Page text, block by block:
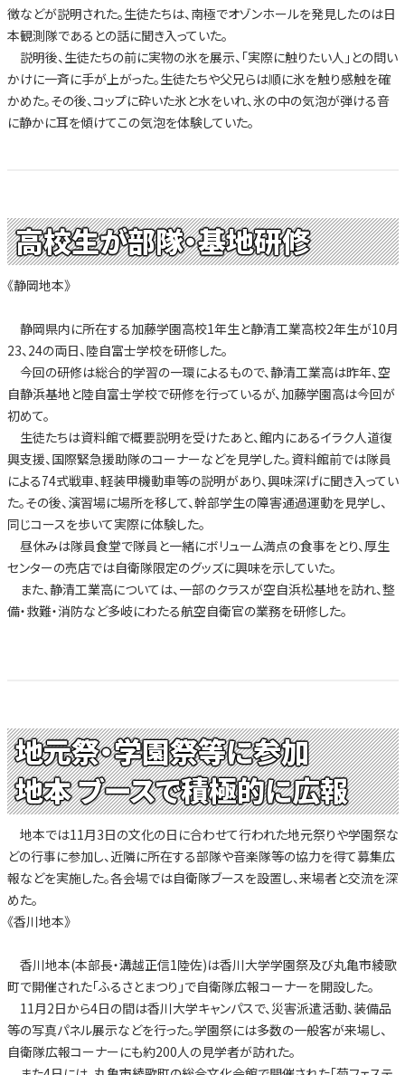
徴などが説明された。生徒たちは、南極でオゾンホールを発見したのは日
本観測隊であるとの話に聞き入っていた。
説明後、生徒たちの前に実物の氷を展示、「実際に触りたい人」との問い
かけに一斉に手が上がった。生徒たちや父兄らは順に氷を触り感触を確
かめた。その後、コップに砕いた氷と水をいれ、氷の中の気泡が弾ける音
に静かに耳を傾けてこの気泡を体験していた。
高校生が部隊・基地研修
《静岡地本》
静岡県内に所在する加藤学園高校1年生と静清工業高校2年生が10月
23、24の両日、陸自富士学校を研修した。
今回の研修は総合的学習の一環によるもので、静清工業高は昨年、空
自静浜基地と陸自富士学校で研修を行っているが、加藤学園高は今回が
初めて。
生徒たちは資料館で概要説明を受けたあと、館内にあるイラク人道復
興支援、国際緊急援助隊のコーナーなどを見学した。資料館前では隊員
による74式戦車、軽装甲機動車等の説明があり、興味深げに聞き入ってい
た。その後、演習場に場所を移して、幹部学生の障害通過運動を見学し、
同じコースを歩いて実際に体験した。
昼休みは隊員食堂で隊員と一緒にボリューム満点の食事をとり、厚生
センターの売店では自衛隊限定のグッズに興味を示していた。
また、静清工業高については、一部のクラスが空自浜松基地を訪れ、整
備・救難・消防など多岐にわたる航空自衛官の業務を研修した。
地元祭・学園祭等に参加
地本 ブースで積極的に広報
地本では11月3日の文化の日に合わせて行われた地元祭りや学園祭な
どの行事に参加し、近隣に所在する部隊や音楽隊等の協力を得て募集広
報などを実施した。各会場では自衛隊ブースを設置し、来場者と交流を深
めた。
《香川地本》
香川地本(本部長・溝越正信1陸佐)は香川大学学園祭及び丸亀市綾歌
町で開催された「ふるさとまつり」で自衛隊広報コーナーを開設した。
11月2日から4日の間は香川大学キャンパスで、災害派遣活動、装備品
等の写真パネル展示などを行った。学園祭には多数の一般客が来場し、
自衛隊広報コーナーにも約200人の見学者が訪れた。